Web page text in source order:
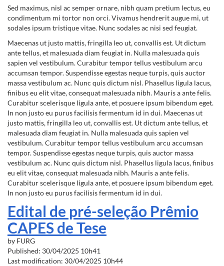
Sed maximus, nisl ac semper ornare, nibh quam pretium lectus, eu
condimentum mi tortor non orci. Vivamus hendrerit augue mi, ut
sodales ipsum tristique vitae. Nunc sodales ac nisi sed feugiat.
Maecenas ut justo mattis, fringilla leo ut, convallis est. Ut dictum
ante tellus, et malesuada diam feugiat in. Nulla malesuada quis
sapien vel vestibulum. Curabitur tempor tellus vestibulum arcu
accumsan tempor. Suspendisse egestas neque turpis, quis auctor
massa vestibulum ac. Nunc quis dictum nisl. Phasellus ligula lacus,
finibus eu elit vitae, consequat malesuada nibh. Mauris a ante felis.
Curabitur scelerisque ligula ante, et posuere ipsum bibendum eget.
In non justo eu purus facilisis fermentum id in dui. Maecenas ut
justo mattis, fringilla leo ut, convallis est. Ut dictum ante tellus, et
malesuada diam feugiat in. Nulla malesuada quis sapien vel
vestibulum. Curabitur tempor tellus vestibulum arcu accumsan
tempor. Suspendisse egestas neque turpis, quis auctor massa
vestibulum ac. Nunc quis dictum nisl. Phasellus ligula lacus, finibus
eu elit vitae, consequat malesuada nibh. Mauris a ante felis.
Curabitur scelerisque ligula ante, et posuere ipsum bibendum eget.
In non justo eu purus facilisis fermentum id in dui.
Edital de pré-seleção Prêmio
CAPES de Tese
by FURG
Published: 30/04/2025 10h41
Last modification: 30/04/2025 10h44